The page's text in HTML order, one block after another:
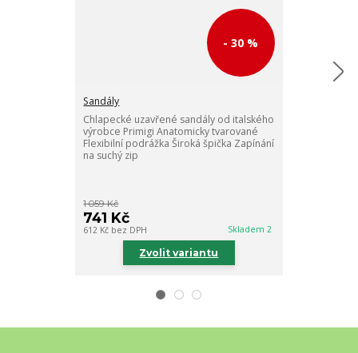
- 30 %
Sandály
Chlapecké uzavřené sandály od italského
výrobce Primigi Anatomicky tvarované
Flexibilní podrážka Široká špička Zapínání
na suchý zip
1 059 Kč
741 Kč
612 Kč bez DPH Skladem 2
Zvolit variantu